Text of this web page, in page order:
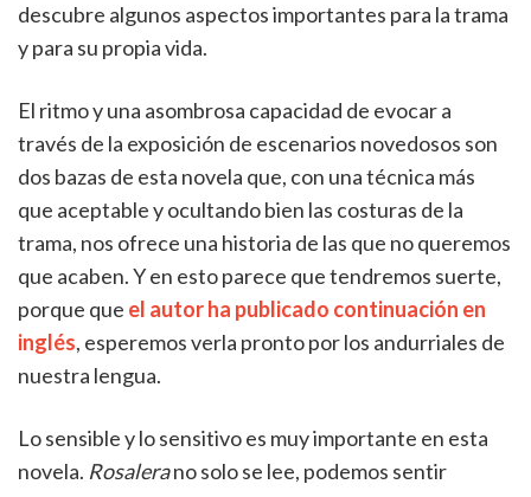
descubre algunos aspectos importantes para la trama
y para su propia vida.
El ritmo y una asombrosa capacidad de evocar a
través de la exposición de escenarios novedosos son
dos bazas de esta novela que, con una técnica más
que aceptable y ocultando bien las costuras de la
trama, nos ofrece una historia de las que no queremos
que acaben. Y en esto parece que tendremos suerte,
porque que el autor ha publicado continuación en
inglés, esperemos verla pronto por los andurriales de
nuestra lengua.
Lo sensible y lo sensitivo es muy importante en esta
novela. Rosalerano solo se lee, podemos sentir